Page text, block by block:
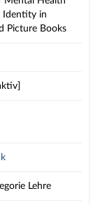
Identity in
Picture Books
Lehre